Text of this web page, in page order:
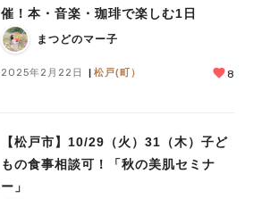
催！本・音楽・珈琲で楽しむ1日
まつどのマー子
2025年2月22日 松戸(町） 8
【松戸市】10/29（火）31（木）子ど
もの食事相談可！「秋の美肌セミナ
ー」